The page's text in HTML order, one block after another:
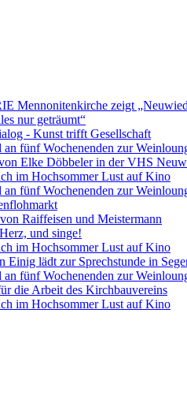
Mennonitenkirche zeigt „Neuwied
nur geträumt“
- Kunst trifft Gesellschaft
fünf Wochenenden zur
Elke Döbbeler in der VHS
im Hochsommer Lust auf Kino
fünf Wochenenden zur
Raiffeisen und Meistermann
und singe!
im Hochsommer Lust auf Kino
Einig lädt zur Sprechstunde in
fünf Wochenenden zur
die Arbeit des Kirchbauvereins
im Hochsommer Lust auf Kino